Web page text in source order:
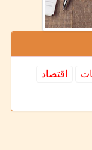
اقتصاد